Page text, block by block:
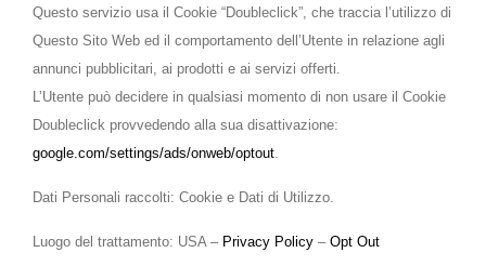
Questo servizio usa il Cookie “Doubleclick”, che traccia l’utilizzo di
Questo Sito Web ed il comportamento dell’Utente in relazione agli
annunci pubblicitari, ai prodotti e ai servizi offerti.
L’Utente può decidere in qualsiasi momento di non usare il Cookie
Doubleclick provvedendo alla sua disattivazione:
google.com/settings/ads/onweb/optout.
Dati Personali raccolti: Cookie e Dati di Utilizzo.
Luogo del trattamento: USA – Privacy Policy – Opt Out